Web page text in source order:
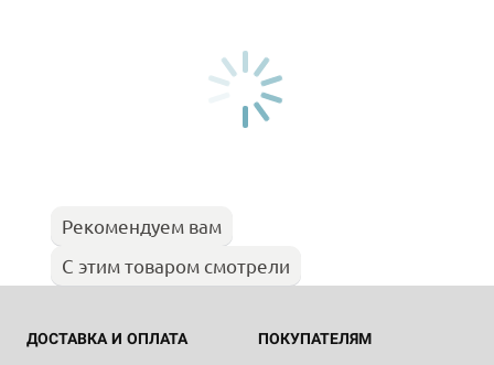
Рекомендуем вам
С этим товаром смотрели
ДОСТАВКА И ОПЛАТА ПОКУПАТЕЛЯМ